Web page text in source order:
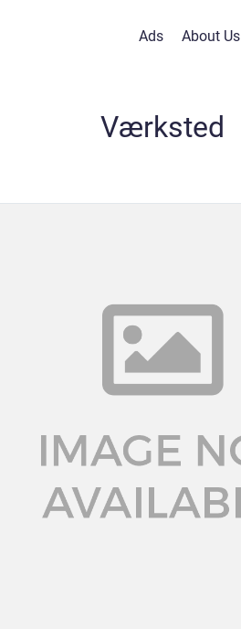
Ads About Us
Værksted